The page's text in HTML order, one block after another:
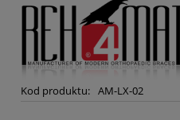
Kod produktu: AM-LX-02